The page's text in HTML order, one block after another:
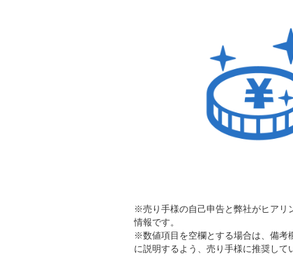
※売り手様の自己申告と弊社がヒアリ
情報です。
※数値項目を空欄とする場合は、備考
に説明するよう、売り手様に推奨して